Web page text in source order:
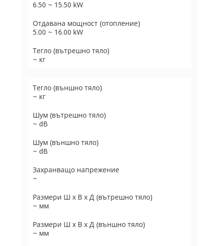
6.50 ~ 15.50 kW
Отдавана мощност (отопление)
5.00 ~ 16.00 kW
Тегло (вътрешно тяло)
~ кг
Тегло (външно тяло)
~ кг
Шум (вътрешно тяло)
~ dB
Шум (външно тяло)
~ dB
Захранващо напрежение
~
Размери Ш х В х Д (вътрешно тяло)
~ мм
Размери Ш х В х Д (външно тяло)
~ мм